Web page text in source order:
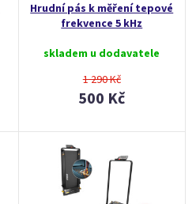
Hrudní pás k měření tepové
frekvence 5 kHz
skladem u dodavatele
1 290 Kč
500 Kč